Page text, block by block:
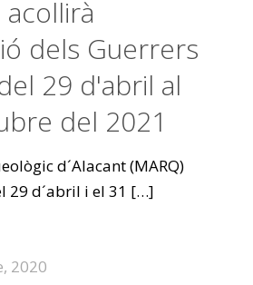
acollirà
dels Guerrers
29 d'abril al
del 2021
d´Alacant (MARQ)
29 d´abril i el 31 […]
2020